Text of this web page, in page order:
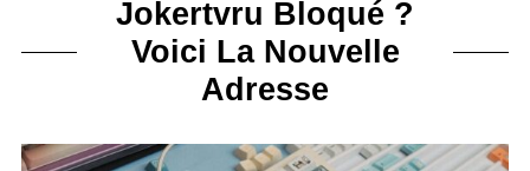
Jokertvru Bloqué ?
Voici La Nouvelle
Adresse